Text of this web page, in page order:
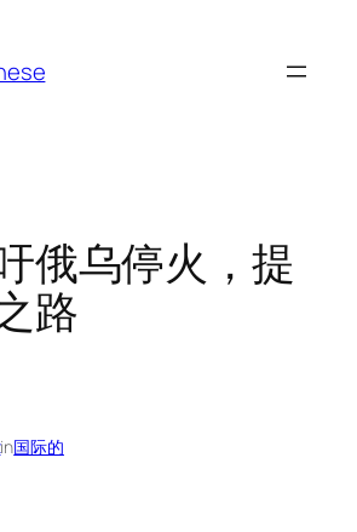
俄乌停火，提
路
in国际的